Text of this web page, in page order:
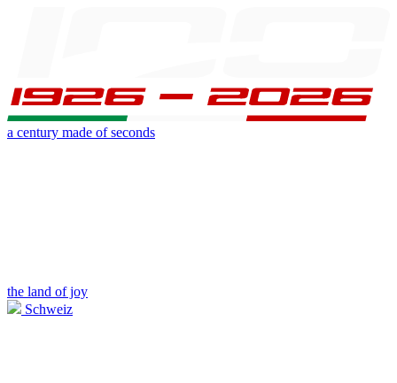
a century made of seconds
the land of joy
Schweiz